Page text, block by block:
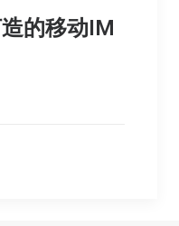
的移动IM